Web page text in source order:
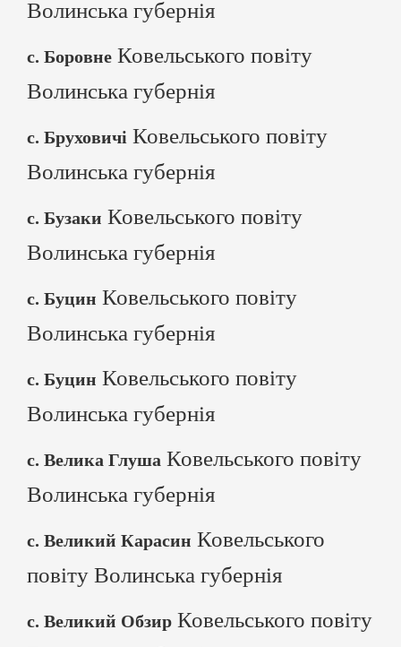
Волинська губернія
с. Боровне Ковельського повіту
Волинська губернія
с. Бруховичі Ковельського повіту
Волинська губернія
с. Бузаки Ковельського повіту
Волинська губернія
с. Буцин Ковельського повіту
Волинська губернія
с. Буцин Ковельського повіту
Волинська губернія
с. Велика Глуша Ковельського повіту
Волинська губернія
с. Великий Карасин Ковельського
повіту Волинська губернія
с. Великий Обзир Ковельського повіту